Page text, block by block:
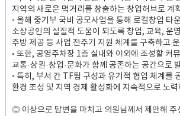
지역의 새로운 먹거리를 창출하는 창업허브로 계
◦ 올해 중기부 국비 공모사업을 통해 로컬창업 타
소상공인의 실질적 도움이 되도록 창업, 교육, 운
주방 제공 등 사업 전주기 지원 체계를 구축하고
◦ 또한, 공영주차장 1층 실내와 야외에 조성할 커
교통·상권·창업·문화가 함께 공존하는 공간으로
◦ 특히, 부서 간 TF팀 구성과 유기적 협업 체계를
환경 조성 및 지역 경제 활성화에 지속적으로 노
◎ 이상으로 답변을 마치고 의원님께서 제안해 주